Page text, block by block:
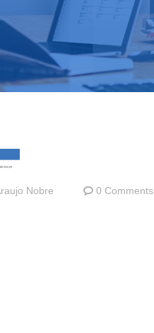
Nobre
0 Comments